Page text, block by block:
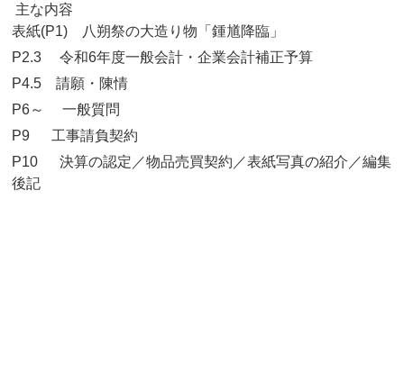
主な内容
表紙(P1) 八朔祭の大造り物「鍾馗降臨」
P2.3 令和6年度一般会計・企業会計補正予算
P4.5 請願・陳情
P6～ 一般質問
P9 工事請負契約
P10 決算の認定／物品売買契約／表紙写真の紹介／編集
後記